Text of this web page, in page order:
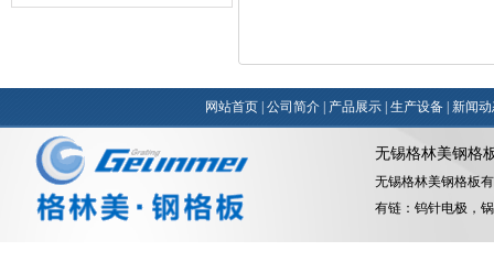
网站首页 公司简介 产品展示 生产设备 新闻
无锡格林美钢格
无锡格林美钢格板
有链： 钨针电极 ，